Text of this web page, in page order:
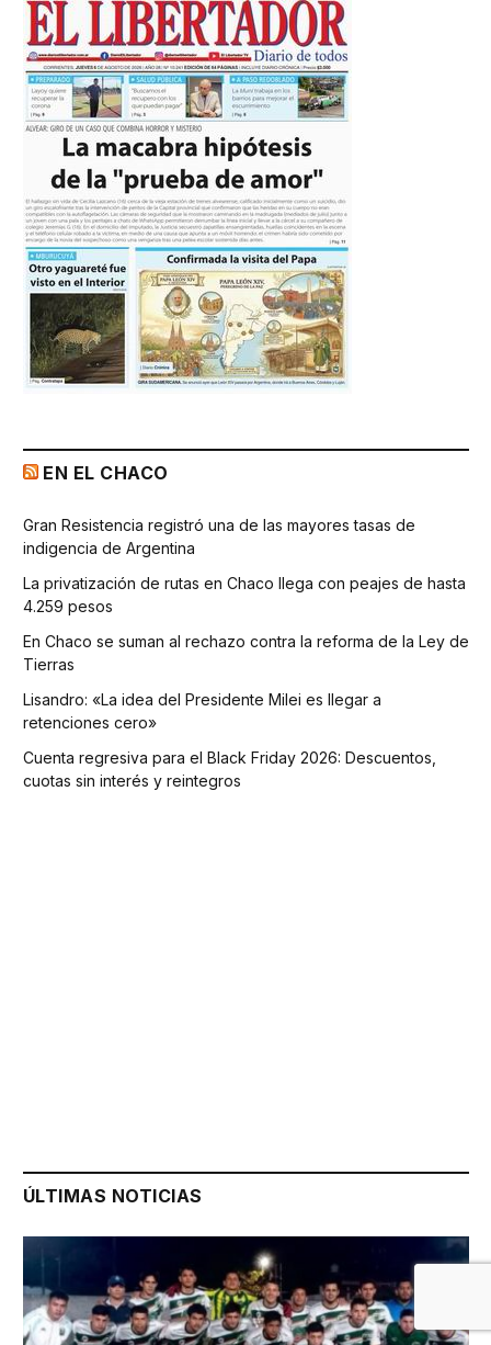
EN EL CHACO
Gran Resistencia registró una de las mayores tasas de
indigencia de Argentina
La privatización de rutas en Chaco llega con peajes de hasta
4.259 pesos
En Chaco se suman al rechazo contra la reforma de la Ley de
Tierras
Lisandro: «La idea del Presidente Milei es llegar a
retenciones cero»
Cuenta regresiva para el Black Friday 2026: Descuentos,
cuotas sin interés y reintegros
ÚLTIMAS NOTICIAS